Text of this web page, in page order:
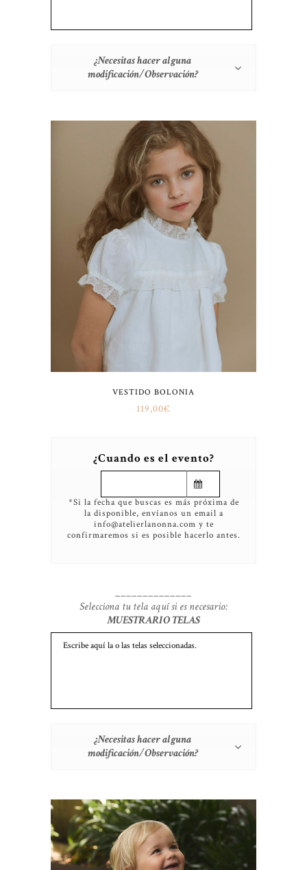
¿Necesitas hacer alguna
modificación/Observación?
VESTIDO BOLONIA
119,00€
¿Cuando es el evento?
*Si la fecha que buscas es más próxima de
la disponible, envíanos un email a
info@atelierlanonna.com y te
confirmaremos si es posible hacerlo antes.
______________
Selecciona tu tela aquí si es necesario:
MUESTRARIO TELAS
¿Necesitas hacer alguna
modificación/Observación?